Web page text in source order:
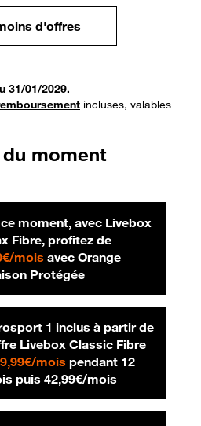
d'offres
31/01/2029.
incluses, valables
moment
ce moment, avec Livebox
Fibre, profitez de
mois20 € par mois
avec Orange
Protégée
1 inclus à partir de
Livebox Classic Fibre
mois29,99 € par mois
pendant 12
puis 42,99€/mois42,99 € par